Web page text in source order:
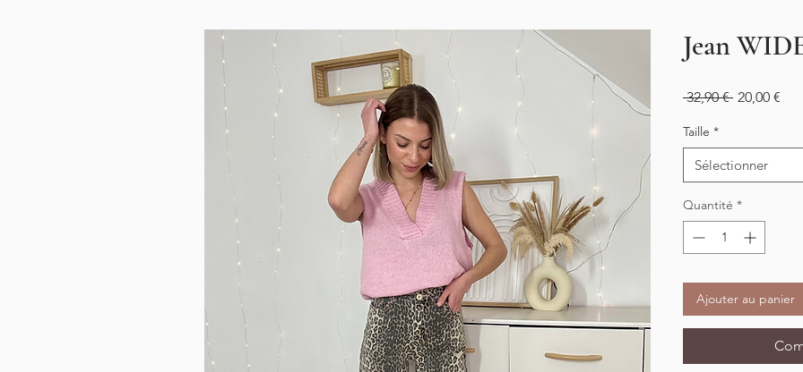
Jean
32,90 € Prix
20,00 €
Taille *
Sélectionner
Quantité *
Ajouter au panier